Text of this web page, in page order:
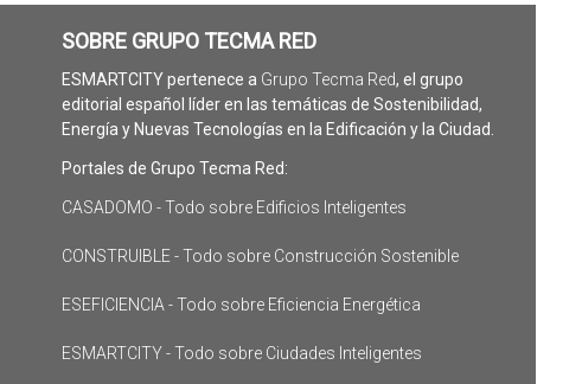
SOBRE GRUPO TECMA RED
ESMARTCITY pertenece a Grupo Tecma Red, el grupo
editorial español líder en las temáticas de Sostenibilidad,
Energía y Nuevas Tecnologías en la Edificación y la Ciudad.
Portales de Grupo Tecma Red:
CASADOMO - Todo sobre Edificios Inteligentes
CONSTRUIBLE - Todo sobre Construcción Sostenible
ESEFICIENCIA - Todo sobre Eficiencia Energética
ESMARTCITY - Todo sobre Ciudades Inteligentes